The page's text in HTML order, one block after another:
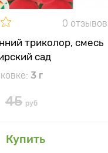
0 отзывов
триколор, смесь
сад
3 г
45 руб
Купить